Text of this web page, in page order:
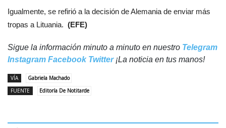
Igualmente, se refirió a la decisión de Alemania de enviar más
tropas a Lituania. (EFE)
Sigue la información minuto a minuto en nuestro Telegram
Instagram Facebook Twitter¡La noticia en tus manos!
VÍA
Gabriela Machado
FUENTE
Editoría De Notitarde